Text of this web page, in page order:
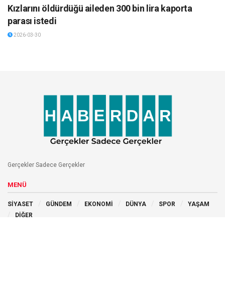
Kızlarını öldürdüğü aileden 300 bin lira kaporta
parası istedi
2026-03-30
Gerçekler Sadece Gerçekler
MENÜ
SİYASET GÜNDEM EKONOMİ DÜNYA SPOR
YAŞAM
DİĞER